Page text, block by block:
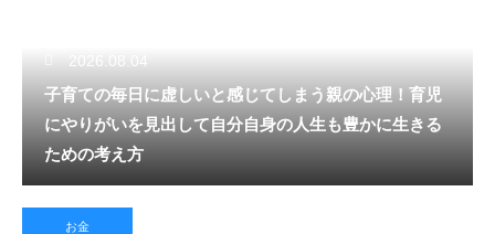
2026.08.04
子育ての毎日に虚しいと感じてしまう親の心理！育児
にやりがいを見出して自分自身の人生も豊かに生きる
ための考え方
お金